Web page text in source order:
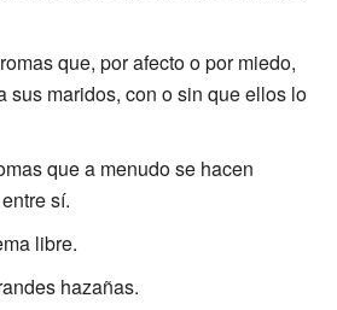
que, por afecto o por miedo,
sus maridos, con o sin que ellos lo
que a menudo se hacen
sí.
libre.
hazañas.